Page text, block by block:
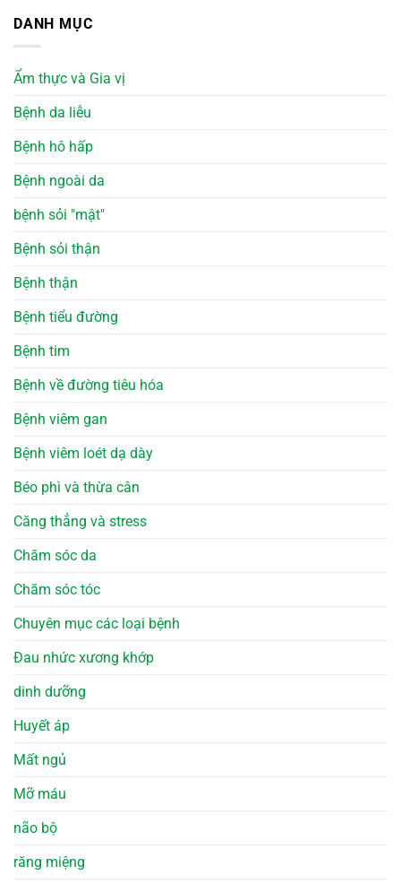
DANH MỤC
Ẩm thực và Gia vị
Bệnh da liễu
Bệnh hô hấp
Bệnh ngoài da
bệnh sỏi "mật"
Bệnh sỏi thận
Bệnh thận
Bệnh tiểu đường
Bệnh tim
Bệnh về đường tiêu hóa
Bệnh viêm gan
Bệnh viêm loét dạ dày
Béo phì và thừa cân
Căng thẳng và stress
Chăm sóc da
Chăm sóc tóc
Chuyên mục các loại bệnh
Đau nhức xương khớp
dinh dưỡng
Huyết áp
Mất ngủ
Mỡ máu
não bộ
răng miệng